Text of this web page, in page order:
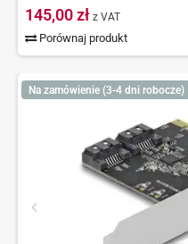
145,00 zł z VAT
Porównaj produkt
Na zamówienie (3-4 dni robocze)